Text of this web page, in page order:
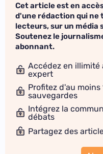
Cet article est en
d'une rédaction qui ne
lecteurs, sur un média
Soutenez le
abonnant.
Accédez en illimité
expert
Profitez d'au moins
sauvegardes
Intégrez la
débats
Partagez des